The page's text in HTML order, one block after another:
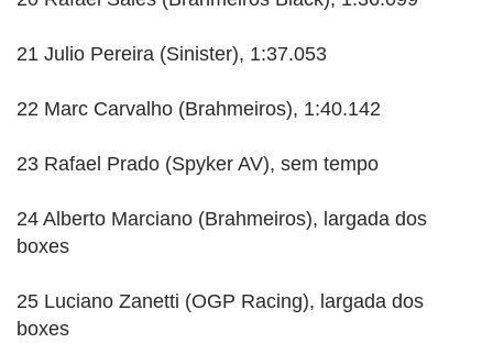
21 Julio Pereira (Sinister), 1:37.053
22 Marc Carvalho (Brahmeiros), 1:40.142
23 Rafael Prado (Spyker AV), sem tempo
24 Alberto Marciano (Brahmeiros), largada dos
boxes
25 Luciano Zanetti (OGP Racing), largada dos
boxes